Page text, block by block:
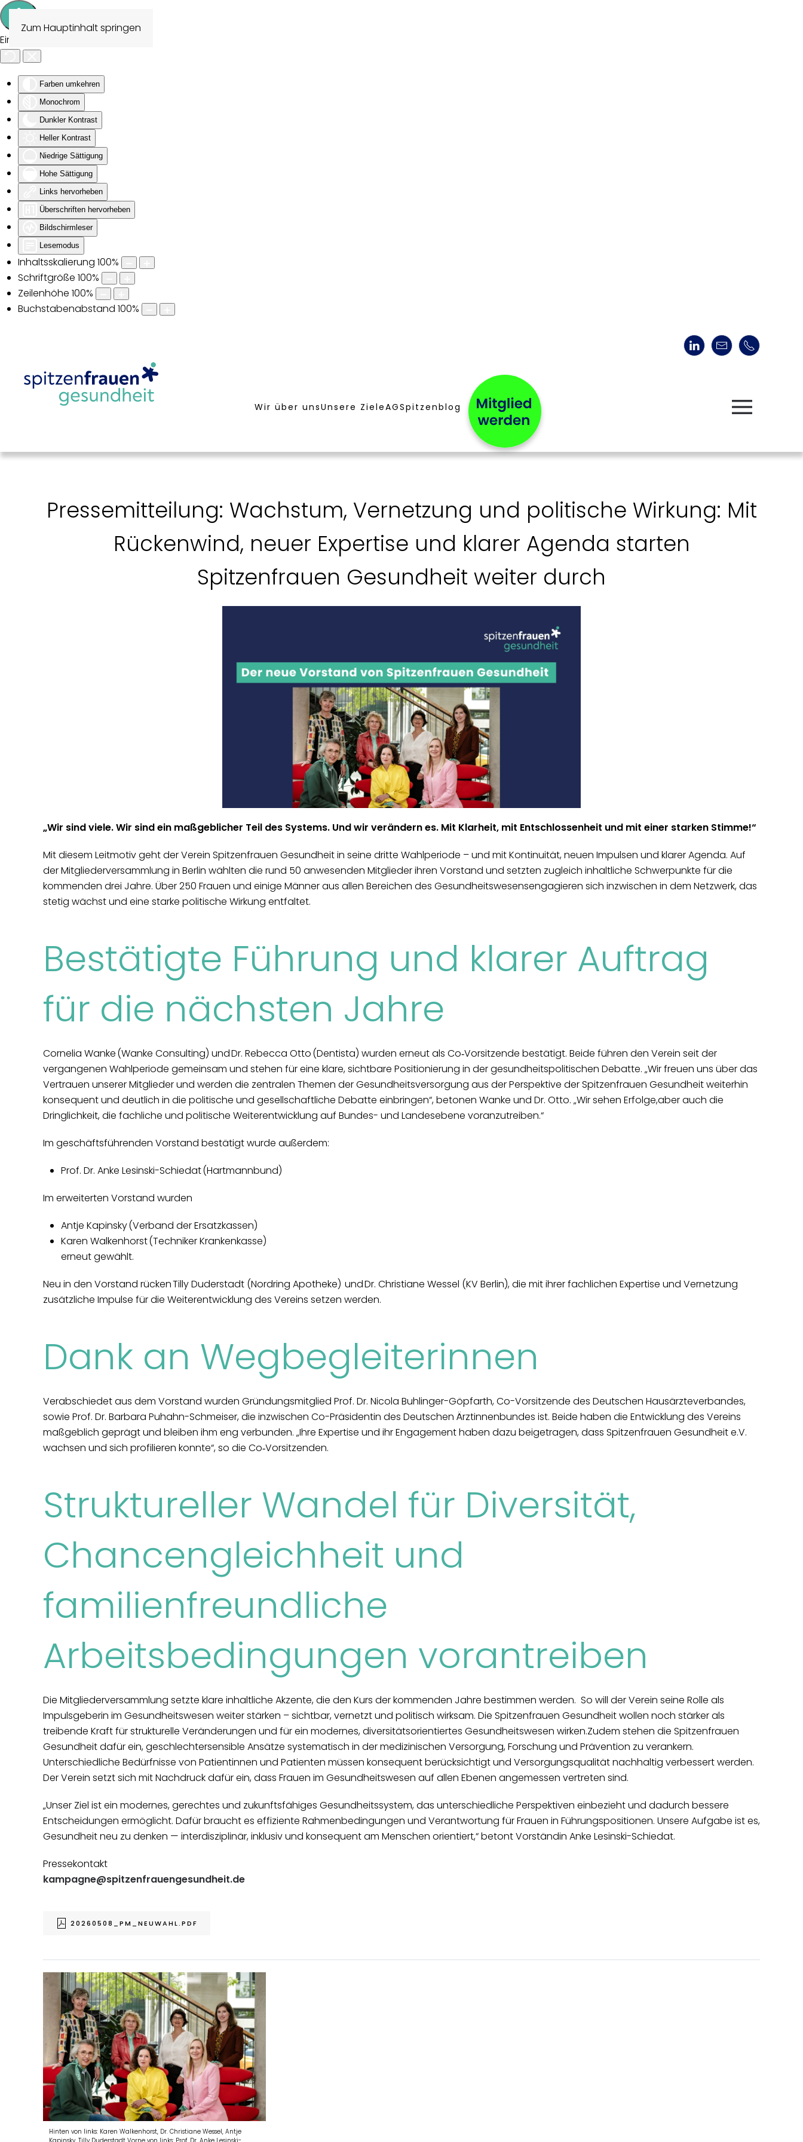
Eingabehilfen öffnen
Farben umkehren
Monochrom
Dunkler Kontrast
Heller Kontrast
Niedrige Sättigung
Hohe Sättigung
Links hervorheben
Überschriften hervorheben
Bildschirmleser
Lesemodus
Inhaltsskalierung 100%
Schriftgröße 100%
Zeilenhöhe 100%
Buchstabenabstand 100%
Zum Hauptinhalt springen
Wir über unsUnsere ZieleAGSpitzenblog
Pressemitteilung: Wachstum, Vernetzung und politische Wirkung: Mit
Rückenwind, neuer Expertise und klarer Agenda starten
Spitzenfrauen Gesundheit weiter durch
„Wir sind viele. Wir sind ein maßgeblicher Teil des Systems. Und wir verändern es. Mit Klarheit, mit Entschlossenheit und mit einer starken Stimme!“
Mit diesem Leitmotiv geht der Verein Spitzenfrauen Gesundheit in seine dritte Wahlperiode – und mit Kontinuität, neuen Impulsen und klarer Agenda. Auf
der Mitgliederversammlung in Berlin wählten die rund 50 anwesenden Mitglieder ihren Vorstand und setzten zugleich inhaltliche Schwerpunkte für die
kommenden drei Jahre. Über 250 Frauen und einige Männer aus allen Bereichen des Gesundheitswesensengagieren sich inzwischen in dem Netzwerk, das
stetig wächst und eine starke politische Wirkung entfaltet.
Bestätigte Führung und klarer Auftrag
für die nächsten Jahre
Cornelia Wanke (Wanke Consulting) und Dr. Rebecca Otto (Dentista) wurden erneut als Co‑Vorsitzende bestätigt. Beide führen den Verein seit der
vergangenen Wahlperiode gemeinsam und stehen für eine klare, sichtbare Positionierung in der gesundheitspolitischen Debatte. „Wir freuen uns über das
Vertrauen unserer Mitglieder und werden die zentralen Themen der Gesundheitsversorgung aus der Perspektive der Spitzenfrauen Gesundheit weiterhin
konsequent und deutlich in die politische und gesellschaftliche Debatte einbringen“, betonen Wanke und Dr. Otto. „Wir sehen Erfolge,aber auch die
Dringlichkeit, die fachliche und politische Weiterentwicklung auf Bundes- und Landesebene voranzutreiben.“
Im geschäftsführenden Vorstand bestätigt wurde außerdem:
Prof. Dr. Anke Lesinski-Schiedat (Hartmannbund)
Im erweiterten Vorstand wurden
Antje Kapinsky (Verband der Ersatzkassen)
Karen Walkenhorst (Techniker Krankenkasse)
erneut gewählt.
Neu in den Vorstand rücken Tilly Duderstadt (Nordring Apotheke) und Dr. Christiane Wessel (KV Berlin), die mit ihrer fachlichen Expertise und Vernetzung
zusätzliche Impulse für die Weiterentwicklung des Vereins setzen werden.
Dank an Wegbegleiterinnen
Verabschiedet aus dem Vorstand wurden Gründungsmitglied Prof. Dr. Nicola Buhlinger-Göpfarth, Co-Vorsitzende des Deutschen Hausärzteverbandes,
sowie Prof. Dr. Barbara Puhahn-Schmeiser, die inzwischen Co-Präsidentin des Deutschen Ärztinnenbundes ist. Beide haben die Entwicklung des Vereins
maßgeblich geprägt und bleiben ihm eng verbunden. „Ihre Expertise und ihr Engagement haben dazu beigetragen, dass Spitzenfrauen Gesundheit e.V.
wachsen und sich profilieren konnte“, so die Co‑Vorsitzenden.
Struktureller Wandel für Diversität,
Chancengleichheit und
familienfreundliche
Arbeitsbedingungen vorantreiben
Die Mitgliederversammlung setzte klare inhaltliche Akzente, die den Kurs der kommenden Jahre bestimmen werden. So will der Verein seine Rolle als
Impulsgeberin im Gesundheitswesen weiter stärken – sichtbar, vernetzt und politisch wirksam. Die Spitzenfrauen Gesundheit wollen noch stärker als
treibende Kraft für strukturelle Veränderungen und für ein modernes, diversitätsorientiertes Gesundheitswesen wirken.Zudem stehen die Spitzenfrauen
Gesundheit dafür ein, geschlechtersensible Ansätze systematisch in der medizinischen Versorgung, Forschung und Prävention zu verankern.
Unterschiedliche Bedürfnisse von Patientinnen und Patienten müssen konsequent berücksichtigt und Versorgungsqualität nachhaltig verbessert werden.
Der Verein setzt sich mit Nachdruck dafür ein, dass Frauen im Gesundheitswesen auf allen Ebenen angemessen vertreten sind.
„Unser Ziel ist ein modernes, gerechtes und zukunftsfähiges Gesundheitssystem, das unterschiedliche Perspektiven einbezieht und dadurch bessere
Entscheidungen ermöglicht. Dafür braucht es effiziente Rahmenbedingungen und Verantwortung für Frauen in Führungspositionen. Unsere Aufgabe ist es,
Gesundheit neu zu denken — interdisziplinär, inklusiv und konsequent am Menschen orientiert,“ betont Vorständin Anke Lesinski-Schiedat.
Pressekontakt
kampagne@spitzenfrauengesundheit.de
20260508_PM_NEUWAHL.PDF
Hinten von links: Karen Walkenhorst, Dr. Christiane Wessel, Antje